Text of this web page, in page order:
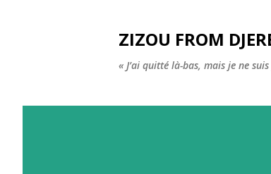
ZIZOU FROM
« J’ai quitté là-bas, mais je ne